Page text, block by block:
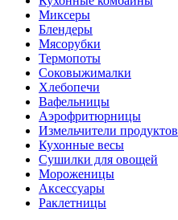
Mиксеры
Блендеры
Мясорубки
Термопоты
Соковыжималки
Хлебопечи
Вафельницы
Аэрофритюрницы
Измельчители продуктов
Кухонные весы
Сушилки для овощей
Мороженицы
Аксессуары
Раклетницы